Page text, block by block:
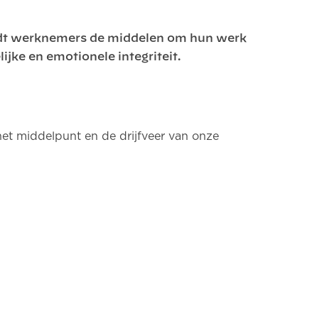
werknemers de middelen om hun werk
en emotionele integriteit.
middelpunt en de drijfveer van onze